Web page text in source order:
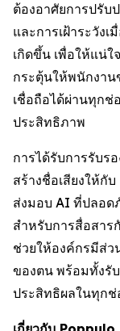
ต้องอาศัยการปรับ
และการเฝ้าระวัง
เกิดขึ้น เพื่อให้แน่
กระตุ้นให้พนักงา
เชื่อถือได้ผ่านทุกช่
ประสิทธิภาพ
การได้รับการรับร
สร้างชื่อเสียงให้กั
ส่งมอบ AI ที่ปลอด
สำหรับการสื่อสา
ช่วยให้องค์กรมีส่
ของตน พร้อมทั้งรั
ประสิทธิผลในทุกช่